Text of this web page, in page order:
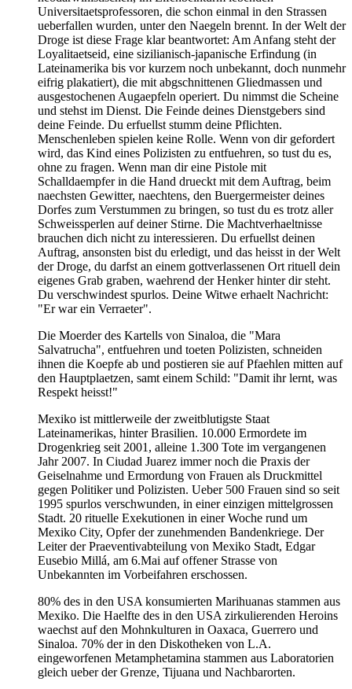
Universitaetsprofessoren, die schon einmal in den Strassen
ueberfallen wurden, unter den Naegeln brennt. In der Welt der
Droge ist diese Frage klar beantwortet: Am Anfang steht der
Loyalitaetseid, eine sizilianisch-japanische Erfindung (in
Lateinamerika bis vor kurzem noch unbekannt, doch nunmehr
eifrig plakatiert), die mit abgschnittenen Gliedmassen und
ausgestochenen Augaepfeln operiert. Du nimmst die Scheine
und stehst im Dienst. Die Feinde deines Dienstgebers sind
deine Feinde. Du erfuellst stumm deine Pflichten.
Menschenleben spielen keine Rolle. Wenn von dir gefordert
wird, das Kind eines Polizisten zu entfuehren, so tust du es,
ohne zu fragen. Wenn man dir eine Pistole mit
Schalldaempfer in die Hand drueckt mit dem Auftrag, beim
naechsten Gewitter, naechtens, den Buergermeister deines
Dorfes zum Verstummen zu bringen, so tust du es trotz aller
Schweissperlen auf deiner Stirne. Die Machtverhaeltnisse
brauchen dich nicht zu interessieren. Du erfuellst deinen
Auftrag, ansonsten bist du erledigt, und das heisst in der Welt
der Droge, du darfst an einem gottverlassenen Ort rituell dein
eigenes Grab graben, waehrend der Henker hinter dir steht.
Du verschwindest spurlos. Deine Witwe erhaelt Nachricht:
"Er war ein Verraeter".
Die Moerder des Kartells von Sinaloa, die "Mara
Salvatrucha", entfuehren und toeten Polizisten, schneiden
ihnen die Koepfe ab und postieren sie auf Pfaehlen mitten auf
den Hauptplaetzen, samt einem Schild: "Damit ihr lernt, was
Respekt heisst!"
Mexiko ist mittlerweile der zweitblutigste Staat
Lateinamerikas, hinter Brasilien. 10.000 Ermordete im
Drogenkrieg seit 2001, alleine 1.300 Tote im vergangenen
Jahr 2007. In Ciudad Juarez immer noch die Praxis der
Geiselnahme und Ermordung von Frauen als Druckmittel
gegen Politiker und Polizisten. Ueber 500 Frauen sind so seit
1995 spurlos verschwunden, in einer einzigen mittelgrossen
Stadt. 20 rituelle Exekutionen in einer Woche rund um
Mexiko City, Opfer der zunehmenden Bandenkriege. Der
Leiter der Praeventivabteilung von Mexiko Stadt, Edgar
Eusebio Millá, am 6.Mai auf offener Strasse von
Unbekannten im Vorbeifahren erschossen.
80% des in den USA konsumierten Marihuanas stammen aus
Mexiko. Die Haelfte des in den USA zirkulierenden Heroins
waechst auf den Mohnkulturen in Oaxaca, Guerrero und
Sinaloa. 70% der in den Diskotheken von L.A.
eingeworfenen Metamphetamina stammen aus Laboratorien
gleich ueber der Grenze, Tijuana und Nachbarorten.